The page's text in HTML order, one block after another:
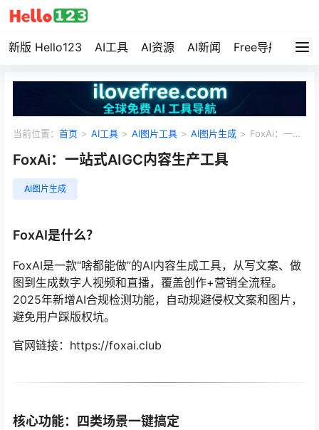
新版 Hello123 AI工具 AI资源 AI新闻 Free导航 资
当前位置： 首页 > AI工具 > AI图片工具 > AI图片生成 > FoxAi：一站
FoxAi：一站式AIGC内容生产工具
AI图片生成
FoxAI是什么？
FoxAI是一款“啥都能做”的AI内容生成工具，从写文案、做
图到生成数字人视频和直播，覆盖创作+营销全流程。
2025年新增AI合规检测功能，自动规避侵权文案和图片，
避免用户踩版权坑。
官网链接：https://foxai.club
核心功能：四类场景一键搞定